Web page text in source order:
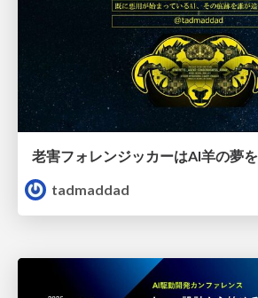
老害フォレンジッカーはAI羊の夢
tadmaddad